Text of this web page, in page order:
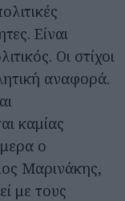
Είναι
Οι στίχοι
αναφορά.
καμίας
ο
Μαρινάκης,
με τους